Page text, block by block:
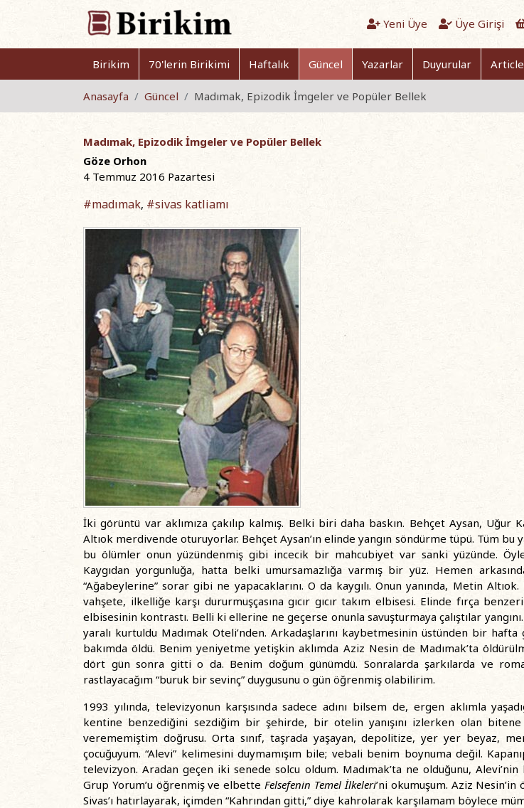
Yeni Üye Üye Girişi
Birikim 70'lerin Birikimi Haftalık Güncel Yazarlar Duyurular
Anasayfa Güncel Madımak, Epizodik İmgeler ve Popüler Bellek
Madımak, Epizodik İmgeler ve Popüler Bellek
Göze Orhon
4 Temmuz 2016 Pazartesi
#madımak, #sivas katliamı
İki görüntü var aklımıza çakılıp kalmış. Belki biri daha baskın. Behçet Aysan, Uğur
Altıok merdivende oturuyorlar. Behçet Aysan’ın elinde yangın söndürme tüpü. Tüm bu
bu ölümler onun yüzündenmiş gibi incecik bir mahcubiyet var sanki yüzünde.
Kaygıdan yorgunluğa, hatta belki umursamazlığa varmış bir yüz. Hemen
“Ağabeylerine” sorar gibi ne yapacaklarını. O da kaygılı. Onun yanında, Metin
vahşete, ilkelliğe karşı dururmuşçasına gıcır gıcır takım elbisesi. Elinde fırça
elbisesinin kontrastı. Belli ki ellerine ne geçerse onunla savuşturmaya çalıştılar yangını.
yaralı kurtuldu Madımak Oteli’nden. Arkadaşlarını kaybetmesinin üstünden bir
bakımda öldü. Benim yeniyetme yetişkin aklımda Aziz Nesin de Madımak’ta
dört gün sonra gitti o da. Benim doğum günümdü. Sonralarda şarkılarda ve
rastlayacağım “buruk bir sevinç” duygusunu o gün öğrenmiş olabilirim.
1993 yılında, televizyonun karşısında sadece adını bilsem de, ergen aklımla
kentine benzediğini sezdiğim bir şehirde, bir otelin yanışını izlerken olan
verememiştim doğrusu. Orta sınıf, taşrada yaşayan, depolitize, yer yer beyaz,
çocuğuyum. “Alevi” kelimesini duymamışım bile; vebali benim boynuma değil.
televizyon. Aradan geçen iki senede solcu oldum. Madımak’ta ne olduğunu,
Grup Yorum’u öğrenmiş ve elbetteFelsefenin Temel İlkeleri’ni okumuşum. Aziz
Sivas’ı hatırlayarak, içimden “Kahrından gitti,” diye kahrolarak karşılamam böylece